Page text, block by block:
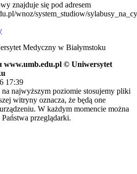
znajduje się pod adresem
wnoz/system_studiow/
Medyczny w Białymstoku
www.umb.edu.pl © Uniwersytet
17:39
na najwyższym poziomie stosujemy pliki
witryny oznacza, że będą one
W każdym momencie można
przeglądarki.